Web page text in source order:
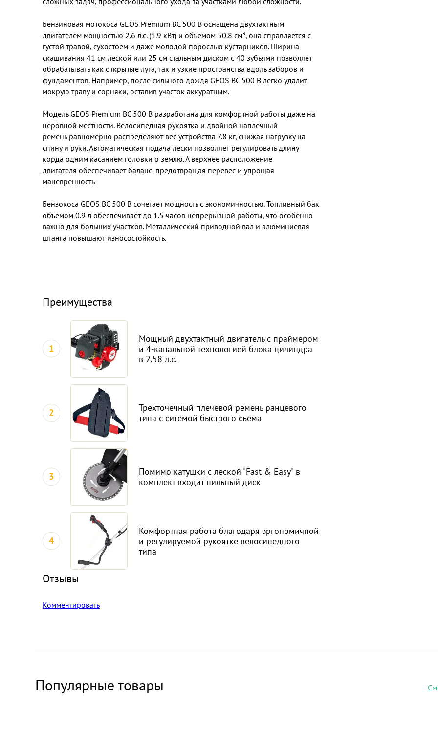
Бензиновая мотокоса GEOS Premium BC 500 B оснащена двухтактным
двигателем мощностью 2.6 л.с. (1.9 кВт) и объемом 50.8 см³, она справляется с
густой травой, сухостоем и даже молодой порослью кустарников. Ширина
скашивания 41 см леской или 25 см стальным диском с 40 зубьями позволяет
обрабатывать как открытые луга, так и узкие пространства вдоль заборов и
фундаментов. Например, после сильного дождя GEOS BC 500 B легко удалит
мокрую траву и сорняки, оставив участок аккуратным.
Модель GEOS Premium BC 500 B разработана для комфортной работы даже на
неровной местности. Велосипедная рукоятка и двойной наплечный
ремень равномерно распределяют вес устройства 7.8 кг, снижая нагрузку на
спину и руки. Автоматическая подача лески позволяет регулировать длину
корда одним касанием головки о землю. А верхнее расположение
двигателя обеспечивает баланс, предотвращая перевес и упрощая
маневренность
Бензокоса GEOS BC 500 B сочетает мощность с экономичностью. Топливный бак
объемом 0.9 л обеспечивает до 1.5 часов непрерывной работы, что особенно
важно для больших участков. Металлический приводной вал и алюминиевая
штанга повышают износостойкость.
Преимущества
1
Мощный двухтактный двигатель с праймером
и 4-канальной технологией блока цилиндра
в 2,58 л.с.
2
Трехточечный плечевой ремень ранцевого
типа с ситемой быстрого съема
3
Помимо катушки с леской "Fast & Easy" в
комплект входит пильный диск
4
Комфортная работа благодаря эргономичной
и регулируемой рукоятке велосипедного
типа
Отзывы
Комментировать
Популярные товары